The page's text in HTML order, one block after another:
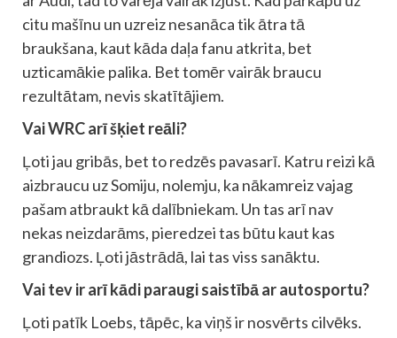
citu mašīnu un uzreiz nesanāca tik ātra tā
braukšana, kaut kāda daļa fanu atkrita, bet
uzticamākie palika. Bet tomēr vairāk braucu
rezultātam, nevis skatītājiem.
Vai WRC arī šķiet reāli?
Ļoti jau gribās, bet to redzēs pavasarī. Katru reizi kā
aizbraucu uz Somiju, nolemju, ka nākamreiz vajag
pašam atbraukt kā dalībniekam. Un tas arī nav
nekas neizdarāms, pieredzei tas būtu kaut kas
grandiozs. Ļoti jāstrādā, lai tas viss sanāktu.
Vai tev ir arī kādi paraugi saistībā ar autosportu?
Ļoti patīk Loebs, tāpēc, ka viņš ir nosvērts cilvēks.